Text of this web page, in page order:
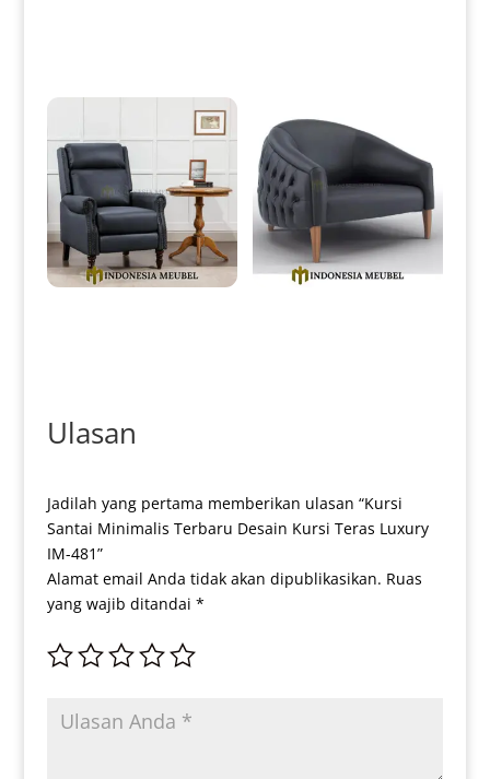
Ulasan
Jadilah yang pertama memberikan ulasan “Kursi
Santai Minimalis Terbaru Desain Kursi Teras Luxury
IM-481”
Alamat email Anda tidak akan dipublikasikan. Ruas
yang wajib ditandai *